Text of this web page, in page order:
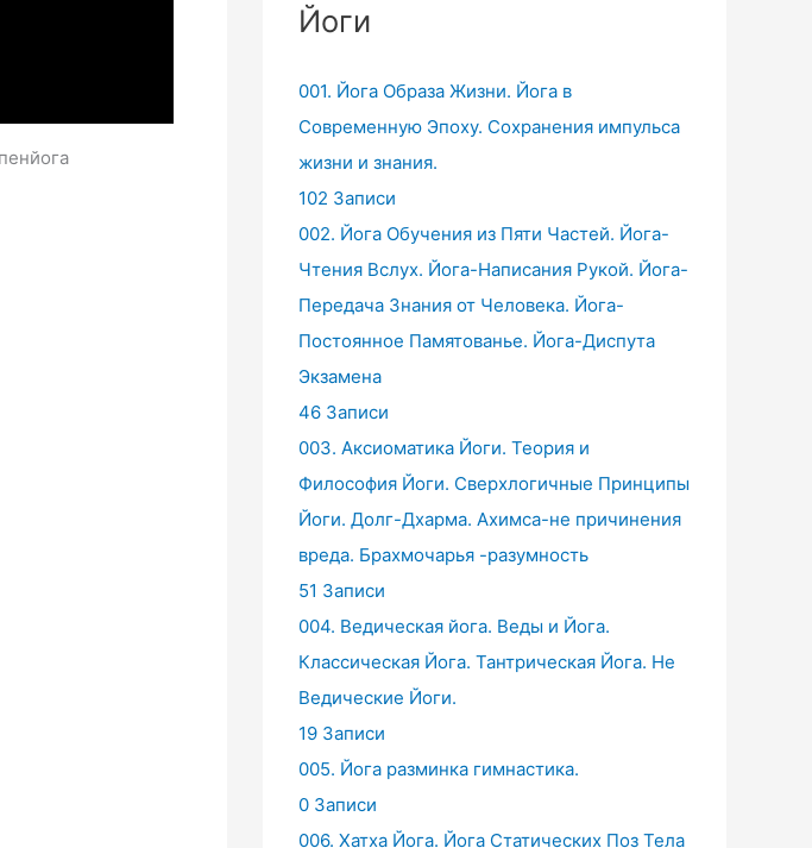
Йоги
001. Йога Образа Жизни. Йога в
Современную Эпоху. Сохранения импульса
жизни и знания.
102 Записи
002. Йога Обучения из Пяти Частей. Йога-
Чтения Вслух. Йога-Написания Рукой. Йога-
Передача Знания от Человека. Йога-
Постоянное Памятованье. Йога-Диспута
Экзамена
46 Записи
003. Аксиоматика Йоги. Теория и
Философия Йоги. Сверхлогичные Принципы
Йоги. Долг-Дхарма. Ахимса-не причинения
вреда. Брахмочарья -разумность
51 Записи
004. Ведическая йога. Веды и Йога.
Классическая Йога. Тантрическая Йога. Не
Ведические Йоги.
19 Записи
005. Йога разминка гимнастика.
0 Записи
006. Хатха Йога. Йога Статических Поз Тела